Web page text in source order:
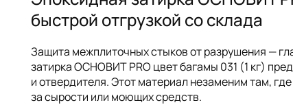
быстрой отгрузкой со склада
Защита межплиточных стыков от разрушения —
затирка ОСНОВИТ PRO цвет багамы 031 (1 кг)
и отвердителя. Этот материал незаменим там,
за сырости или моющих средств.